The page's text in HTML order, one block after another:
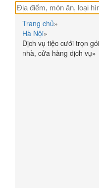
Trang chủ»
Hà Nội»
Dịch vụ tiệc cưới trọn
nhà, cửa hàng dịch vụ»